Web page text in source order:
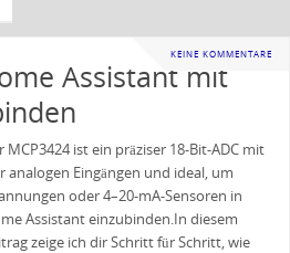
KEINE KOMMENTARE
Assistant mit
MCP3424 ist ein präziser 18-Bit-ADC mit
analogen Eingängen und ideal, um
oder 4–20-mA-Sensoren in
Assistant einzubinden.In diesem
zeige ich dir Schritt für Schritt, wie